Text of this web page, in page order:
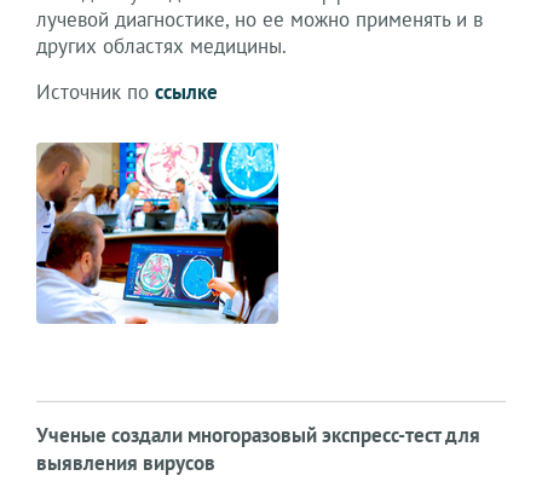
лучевой диагностике, но ее можно применять и в
других областях медицины.
Источник по ссылке
Ученые создали многоразовый экспресс-тест для
выявления вирусов